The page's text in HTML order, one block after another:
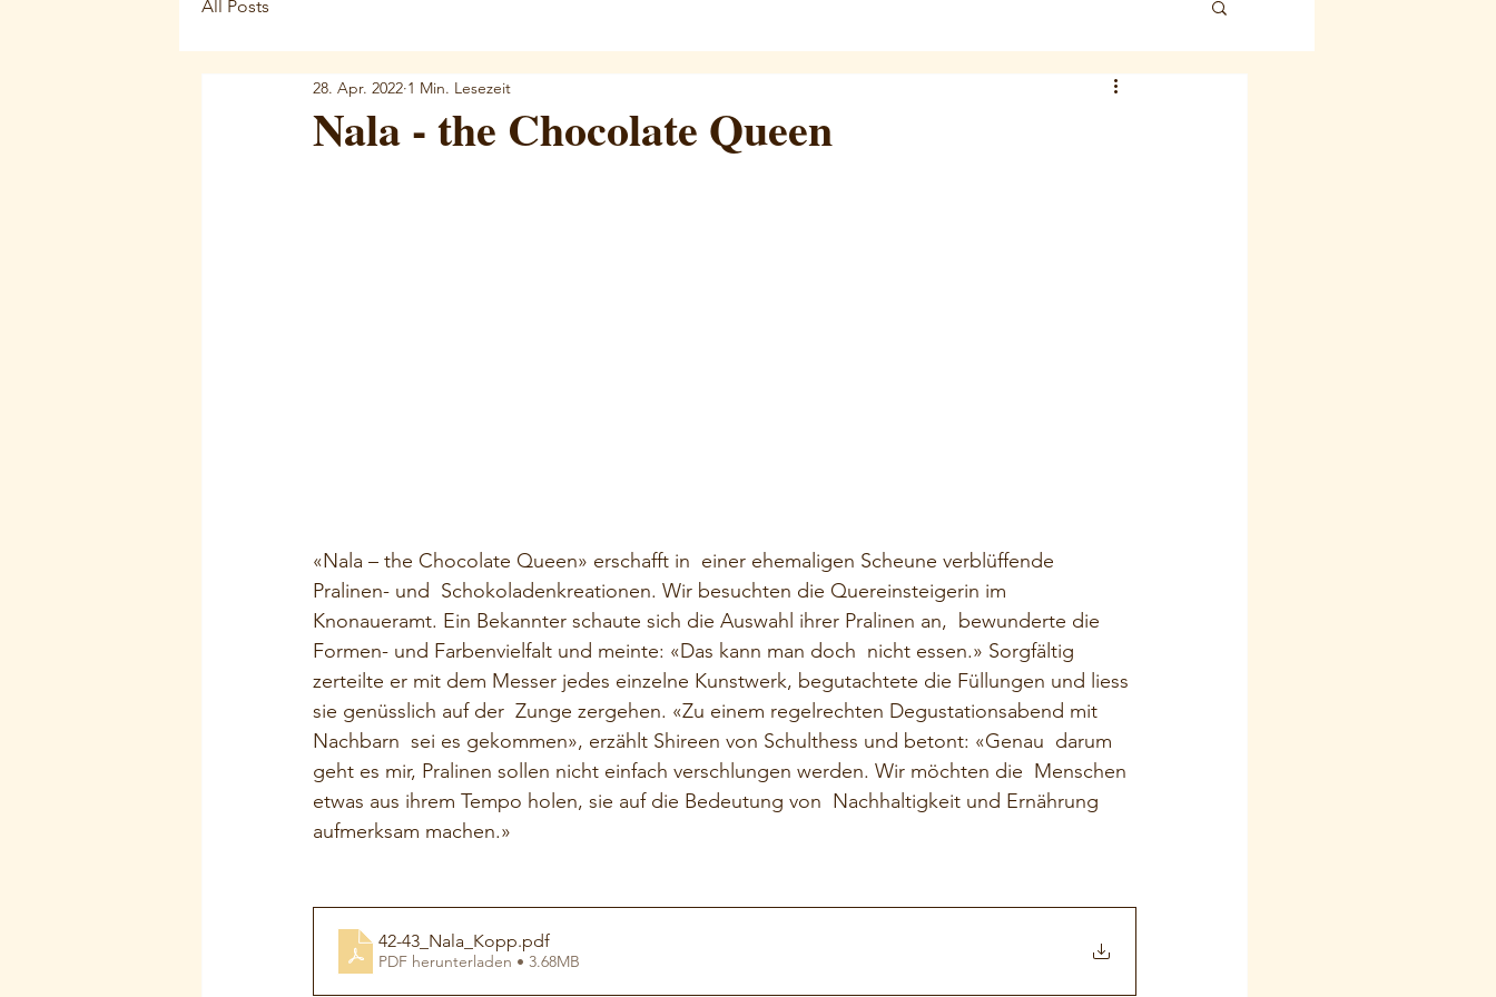
All Posts
Nala - the Chocolate Queen
28. Apr. 2022 1 Min. Lesezeit
«Nala – the Chocolate Queen» erschafft in  einer ehemaligen Scheune verblüffende
Pralinen- und  Schokoladenkreationen. Wir besuchten die Quereinsteigerin im
Knonaueramt. Ein Bekannter schaute sich die Auswahl ihrer Pralinen an,  bewunderte die
Formen- und Farbenvielfalt und meinte: «Das kann man doch  nicht essen.» Sorgfältig
zerteilte er mit dem Messer jedes einzelne Kunstwerk, begutachtete die Füllungen und liess
sie genüsslich auf der  Zunge zergehen. «Zu einem regelrechten Degustationsabend mit
Nachbarn  sei es gekommen», erzählt Shireen von Schulthess und betont: «Genau  darum
geht es mir, Pralinen sollen nicht einfach verschlungen werden. Wir möchten die  Menschen
etwas aus ihrem Tempo holen, sie auf die Bedeutung von  Nachhaltigkeit und Ernährung
aufmerksam machen.»
42-43_Nala_Kopp.pdf
PDF herunterladen • 3.68MB